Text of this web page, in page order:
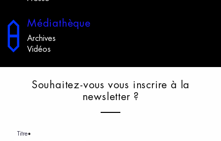
Médiathèque
Archives
Vidéos
Souhaitez-vous vous i nscrire à
a
newsletter ?
Titre*